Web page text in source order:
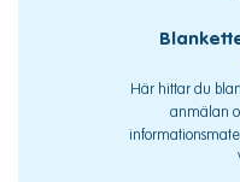
Här hittar du
anmälan